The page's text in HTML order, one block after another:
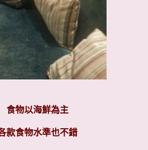
食物以海鮮為主
款食物水準也不錯